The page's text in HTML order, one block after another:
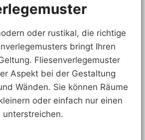
oder rustikal, die richtige
bringt Ihren
Fliesenverlegemuster
Aspekt bei der Gestaltung
Wänden. Sie können Räume
oder einfach nur einen